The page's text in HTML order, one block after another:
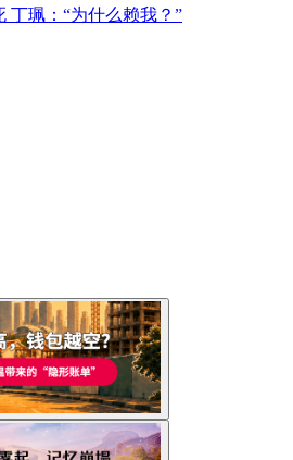
丁珮：“为什么赖我？”